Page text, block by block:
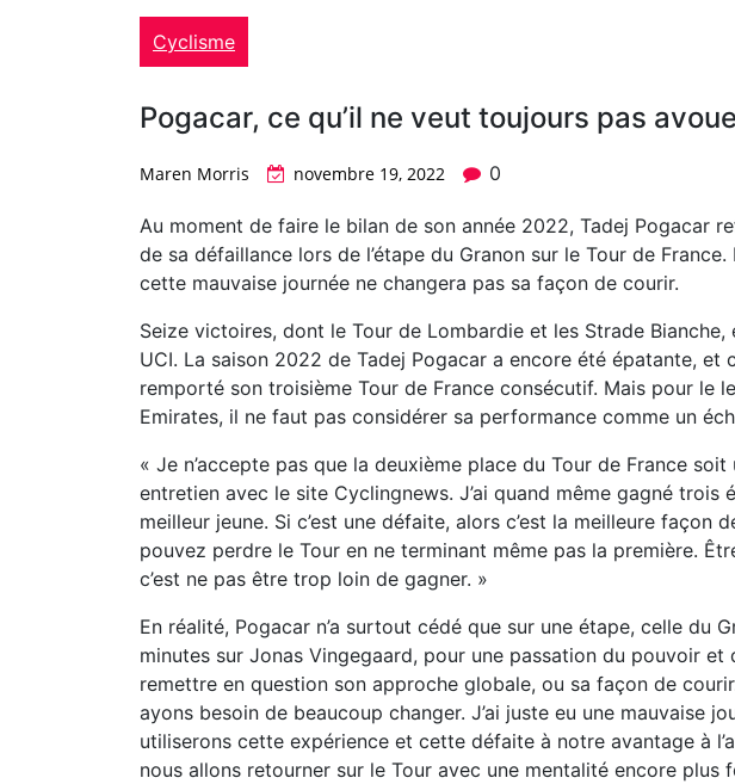
Cyclisme
Pogacar, ce qu’il ne veut toujours pas
Maren Morris novembre 19, 2022 0
Au moment de faire le bilan de son année 2022, Tadej Pogacar
de sa défaillance lors de l’étape du Granon sur le Tour de
cette mauvaise journée ne changera pas sa façon de courir.
Seize victoires, dont le Tour de Lombardie et les Strade Bianche,
UCI. La saison 2022 de Tadej Pogacar a encore été épatante, et
remporté son troisième Tour de France consécutif. Mais pour le
Emirates, il ne faut pas considérer sa performance comme un
« Je n’accepte pas que la deuxième place du Tour de France
entretien avec le site Cyclingnews. J’ai quand même gagné trois
meilleur jeune. Si c’est une défaite, alors c’est la meilleure façon
pouvez perdre le Tour en ne terminant même pas la première.
c’est ne pas être trop loin de gagner. »
En réalité, Pogacar n’a surtout cédé que sur une étape, celle du
minutes sur Jonas Vingegaard, pour une passation du pouvoir et
remettre en question son approche globale, ou sa façon de
ayons besoin de beaucoup changer. J’ai juste eu une mauvaise
utiliserons cette expérience et cette défaite à notre avantage à
nous allons retourner sur le Tour avec une mentalité encore plus